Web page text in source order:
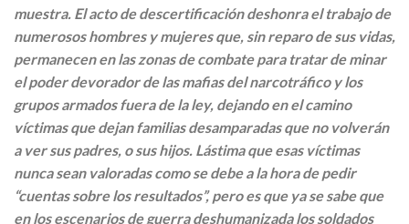
muestra. El acto de descertificación deshonra el trabajo de
numerosos hombres y mujeres que, sin reparo de sus vidas,
permanecen en las zonas de combate para tratar de minar
el poder devorador de las mafias del narcotráfico y los
grupos armados fuera de la ley, dejando en el camino
víctimas que dejan familias desamparadas que no volverán
a ver sus padres, o sus hijos. Lástima que esas víctimas
nunca sean valoradas como se debe a la hora de pedir
“cuentas sobre los resultados”, pero es que ya se sabe que
en los escenarios de guerra deshumanizada los soldados